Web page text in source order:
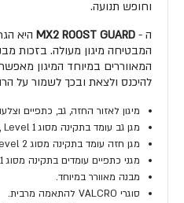
וחופש תנועה.
ה - MX2 ROOST GUARD היא
המבטיחה מיגון מעולה. בזכות
המאווררים במיוחד המיגון
להיכנס ולצאת ובכך לשמור על
מיגון לאזור החזה, גב, כתפיים
מגן גב עומד בתקינה מסוג EN1621-2, Level 1.
מגן חזה עומד בתקינה מסוג EN1621-3, Level 2.
מגני כתפיים עומדים בתקינה מסוג EN1621-1, Level 1.
מבנה מאוורר במיוחד.
סוגרי VALCRO להתאמה מרבית.